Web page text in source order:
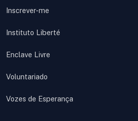
Inscrever-me
Instituto Liberté
Enclave Livre
Voluntariado
Vozes de Esperança